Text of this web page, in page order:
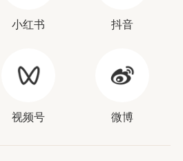
小红书 抖音
视频号 微博